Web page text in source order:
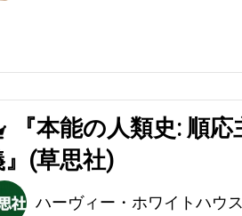
『本能の人類史: 順
』(草思社)
ハーヴィー・ホワイトハウ